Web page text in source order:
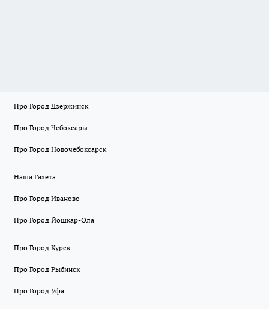
Про Город Дзержинск
Про Город Чебоксары
Про Город Новочебоксарск
Наша Газета
Про Город Иваново
Про Город Йошкар-Ола
Про Город Курск
Про Город Рыбинск
Про Город Уфа